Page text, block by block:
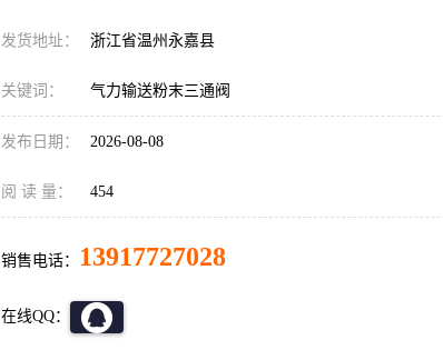
发货地址： 浙江省温州永嘉县
关键词： 气力输送粉末三通阀
发布日期： 2026-08-08
阅 读 量： 454
销售电话： 13917727028
在线QQ：